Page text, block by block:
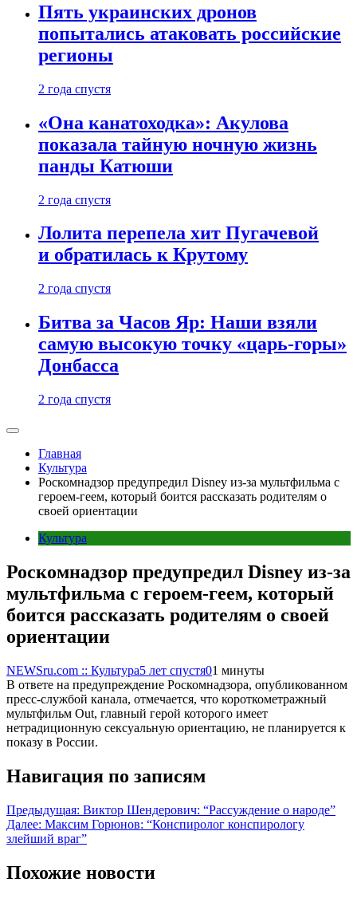
Пять украинских дронов
попытались атаковать российские
регионы
2 года спустя
«Она канатоходка»: Акулова
показала тайную ночную жизнь
панды Катюши
2 года спустя
Лолита перепела хит Пугачевой
и обратилась к Крутому
2 года спустя
Битва за Часов Яр: Наши взяли
самую высокую точку «царь-горы»
Донбасса
2 года спустя
Главная
Культура
Роскомнадзор предупредил Disney из-за мультфильма c
героем-геем, который боится рассказать родителям о
своей ориентации
Культура
Роскомнадзор предупредил Disney из-за
мультфильма c героем-геем, который
боится рассказать родителям о своей
ориентации
NEWSru.com :: Культура5 лет спустя01 минуты
В ответе на предупреждение Роскомнадзора, опубликованном
пресс-службой канала, отмечается, что короткометражный
мультфильм Out, главный герой которого имеет
нетрадиционную сексуальную ориентацию, не планируется к
показу в России.
Навигация по записям
Предыдущая: Виктор Шендерович: “Рассуждение о народе”
Далее: Максим Горюнов: “Конспиролог конспирологу
злейший враг”
Похожие новости